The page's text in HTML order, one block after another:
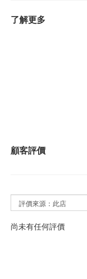
了解更多
顧客評價
尚未有任何評價